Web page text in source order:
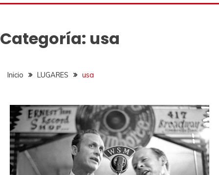
CANCIONES PARA
MIS HERMANOS
Categoría: usa
Inicio LUGARES usa